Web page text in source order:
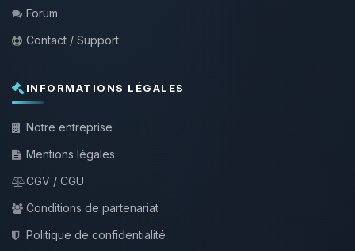
Forum
Contact / Support
INFORMATIONS LÉGALES
Notre entreprise
Mentions légales
CGV / CGU
Conditions de partenariat
Politique de confidentialité